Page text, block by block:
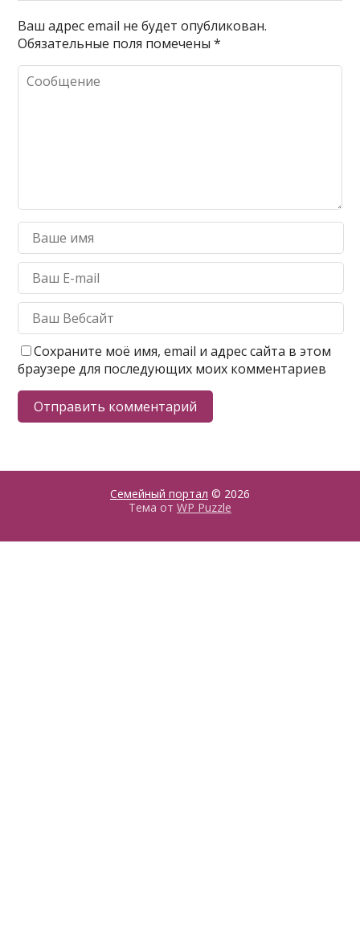
Ваш адрес email не будет опубликован.
Обязательные поля помечены*
Сохраните моё имя, email и адрес сайта в этом
браузере для последующих моих комментариев
Семейный портал © 2026
Тема от WP Puzzle